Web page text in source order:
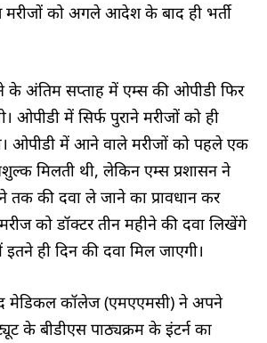
मरीजों को अगले आदेश के बाद ही भर्ती
के अंतिम सप्ताह में एम्स की ओपीडी फिर
ओपीडी में सिर्फ पुराने मरीजों को ही
ओपीडी में आने वाले मरीजों को पहले एक
मिलती थी, लेकिन एम्स प्रशासन ने
तक की दवा ले जाने का प्रावधान कर
को डॉक्टर तीन महीने की दवा लिखेंगे
ही दिन की दवा मिल जाएगी।
मेडिकल कॉलेज (एमएएमसी) ने अपने
के बीडीएस पाठ्यक्रम के इंटर्न का